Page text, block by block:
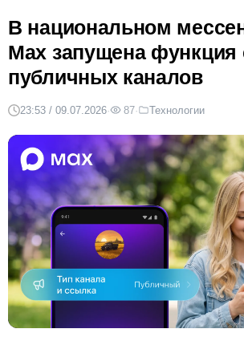
В национальном
Max запущена функция
публичных каналов
23:53 / 09.07.2026· 87· Технологии